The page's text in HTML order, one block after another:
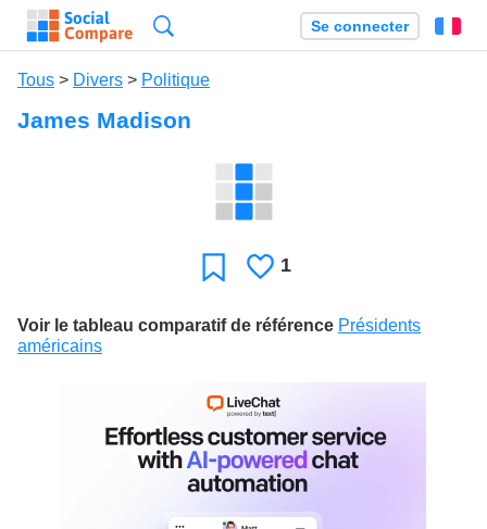
Se connecter
Tous > Divers > Politique
James Madison
Favori J'aime
1
Voir le tableau comparatif de référence Présidents
américains